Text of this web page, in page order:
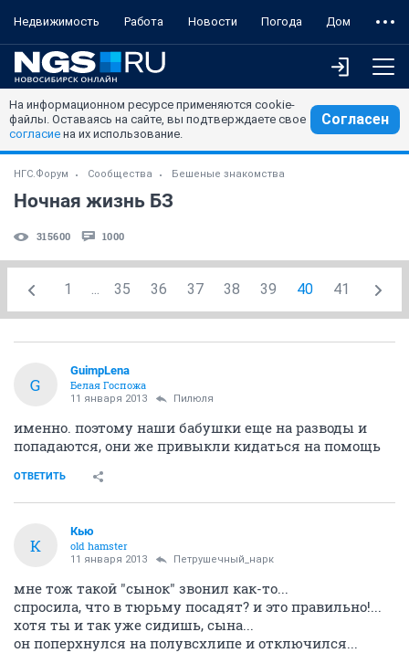
Недвижимость Работа Новости Погода Дом
На информационном ресурсе применяются cookie-
файлы. Оставаясь на сайте, вы подтверждаете свое
согласие на их использование.
Согласен
НГС.Форум Сообщества Бешеные знакомства
Ночная жизнь БЗ
315600 1000
1 ... 35 36 37 38 39 40 41
G
GuimpLena
Белая Госпожа
11 января 2013 Пилюля
именно. поэтому наши бабушки еще на разводы и
попадаются, они же привыкли кидаться на помощь
ОТВЕТИТЬ
К
Кью
old hamster
11 января 2013 Петрушечный_нарк
мне тож такой "сынок" звонил как-то...
спросила, что в тюрьму посадят? и это правильно!...
хотя ты и так уже сидишь, сына...
он поперхнулся на полувсхлипе и отключился...